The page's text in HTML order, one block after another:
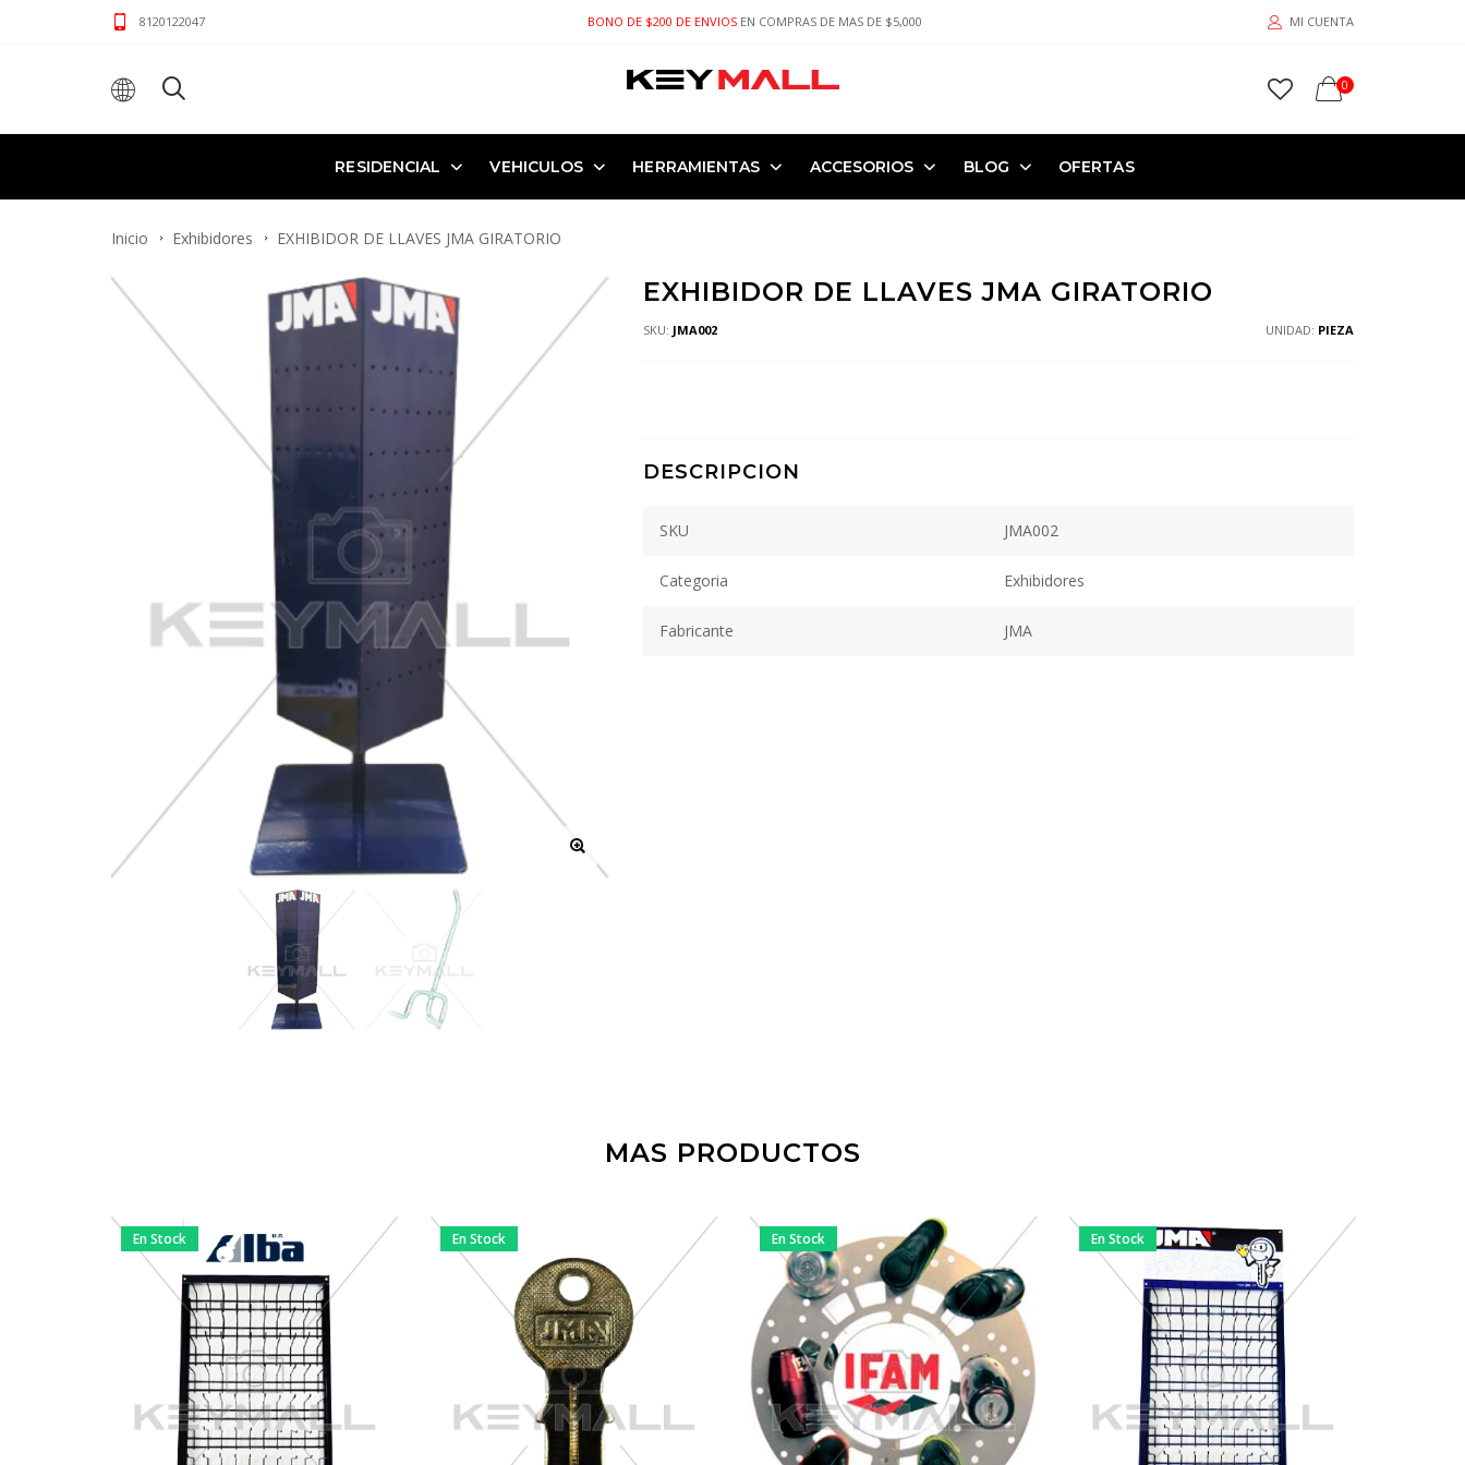
8120122047 BONO DE $200 DE ENVIOS EN COMPRAS DE MAS DE $5,000 MI CUENTA
0
RESIDENCIAL VEHICULOS HERRAMIENTAS ACCESORIOS BLOG OFERTAS
Inicio Exhibidores EXHIBIDOR DE LLAVES JMA GIRATORIO
EXHIBIDOR DE LLAVES JMA GIRATORIO
SKU: JMA002 UNIDAD: PIEZA
DESCRIPCION
SKU JMA002
Categoria Exhibidores
Fabricante JMA
MAS PRODUCTOS
En Stock En Stock En Stock En Stock